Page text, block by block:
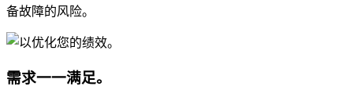
备故障的风险。
需求一一满足。